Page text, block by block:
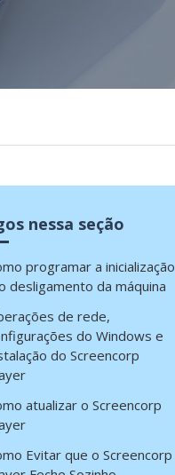
nessa seção
programar a inicialização
desligamento da máquina
de rede,
do Windows e
do Screencorp
atualizar o Screencorp
Evitar que o Screencorp